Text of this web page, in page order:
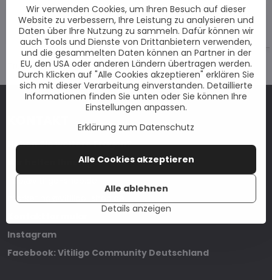
Dortmund, vor 2 Stunden. Gekauft vonJoerg,
Hamburg, vor 14 Stunden.
Trustpilot
Haben Sie weitere Fragen?
Wir helfen Ihnen gerne weiter:
info@vitiligo-shop.de
marketing@vitiligo-shop.de
Instagram
Facebook: Vitiligo Community Deutschland
Wir verwenden Cookies, um Ihren Besuch auf dieser
Website zu verbessern, Ihre Leistung zu analysieren und
Daten über Ihre Nutzung zu sammeln. Dafür können wir
auch Tools und Dienste von Drittanbietern verwenden,
und die gesammelten Daten können an Partner in der
EU, den USA oder anderen Ländern übertragen werden.
Durch Klicken auf "Alle Cookies akzeptieren" erklären Sie
sich mit dieser Verarbeitung einverstanden. Detaillierte
Informationen finden Sie unten oder Sie können Ihre
Einstellungen anpassen.
Erklärung zum Datenschutz
Details anzeigen
Alle Cookies akzeptieren
Alle ablehnen